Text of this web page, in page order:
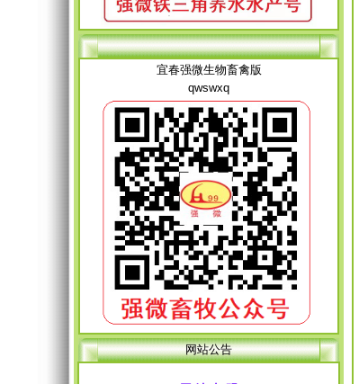
宜春强微生物畜禽版
qwswxq
网站公告